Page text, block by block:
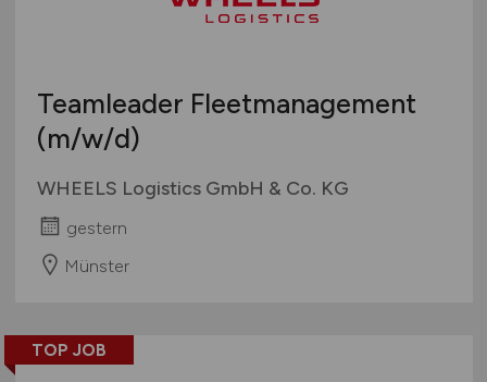
Teamleader Fleetmanagement
(m/w/d)
WHEELS Logistics GmbH & Co. KG
gestern
Münster
TOP JOB